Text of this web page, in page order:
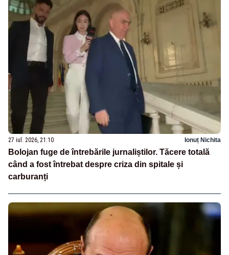
27 iul. 2026, 21:10 Ionuț Nichita
Bolojan fuge de întrebările jurnaliștilor. Tăcere totală
când a fost întrebat despre criza din spitale și
carburanți